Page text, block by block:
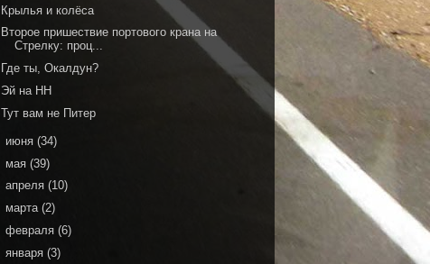
Крылья и колёса
Второе пришествие портового крана на
Стрелку: проц...
Где ты, Окалдун?
Эй на НН
Тут вам не Питер
июня (34)
мая (39)
апреля (10)
марта (2)
февраля (6)
января (3)